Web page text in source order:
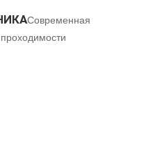
Современная